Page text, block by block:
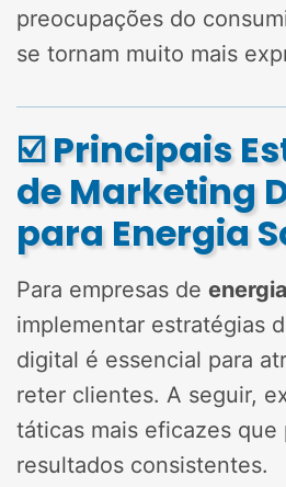
preocupações do
se tornam muito mais
☑️ Principais
de Marketing
para Energia
Para empresas de
implementar estratégias
digital é essencial para
reter clientes. A seguir,
táticas mais eficazes que
resultados consistentes.